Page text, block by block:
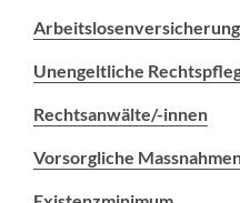
Arbeitslosenversicherung
Unengeltliche
Rechtsanwälte/-innen
Vorsorgliche